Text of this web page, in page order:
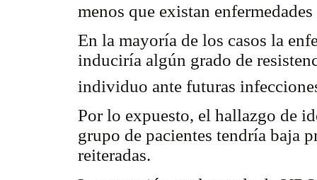
menos que existan
En la mayoría de los casos la
induciría algún grado de
individuo ante futuras
Por lo expuesto, el hallazgo de
grupo de pacientes tendría baja
reiteradas.